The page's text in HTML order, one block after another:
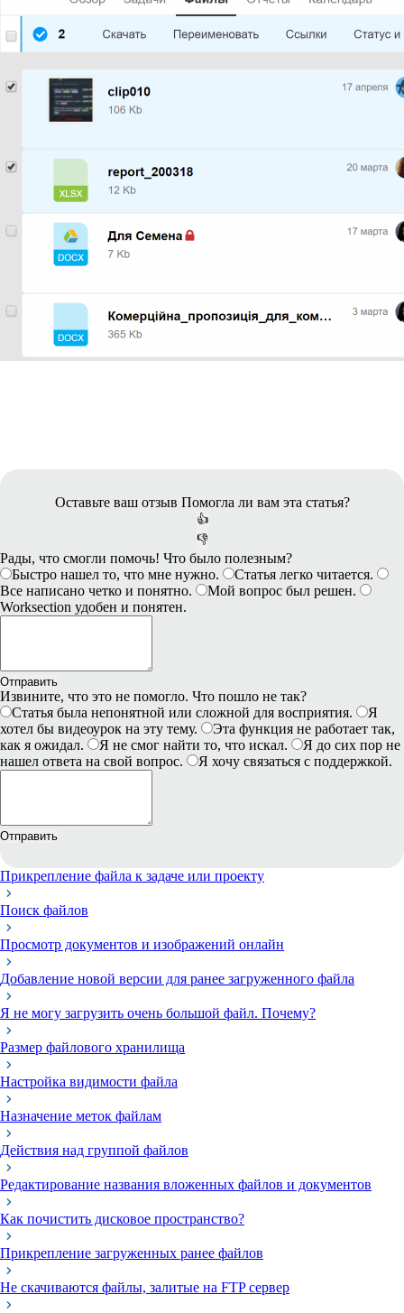
Оставьте ваш отзыв Помогла ли вам эта статья?
👍
👎
Рады, что смогли помочь! Что было полезным?
Быстро нашел то, что мне нужно.
Статья легко читается.
Все написано четко и понятно.
Мой вопрос был решен.
Worksection удобен и понятен.
Отправить
Извините, что это не помогло. Что пошло не так?
Статья была непонятной или сложной для восприятия.
Я
хотел бы видеоурок на эту тему.
Эта функция не работает так,
как я ожидал.
Я не смог найти то, что искал.
Я до сих пор не
нашел ответа на свой вопрос.
Я хочу связаться с поддержкой.
Отправить
Прикрепление файла к задаче или проекту
Поиск файлов
Просмотр документов и изображений онлайн
Добавление новой версии для ранее загруженного файла
Я не могу загрузить очень большой файл. Почему?
Размер файлового хранилища
Настройка видимости файла
Назначение меток файлам
Действия над группой файлов
Редактирование названия вложенных файлов и документов
Как почистить дисковое пространство?
Прикрепление загруженных ранее файлов
Не скачиваются файлы, залитые на FTP сервер